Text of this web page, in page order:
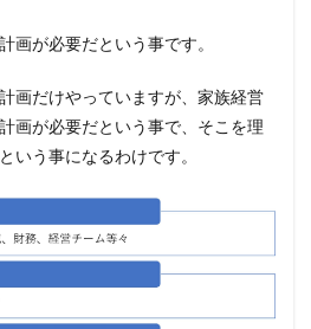
画が必要だという事です。
画だけやっていますが、家族経営
画が必要だという事で、そこを理
いう事になるわけです。